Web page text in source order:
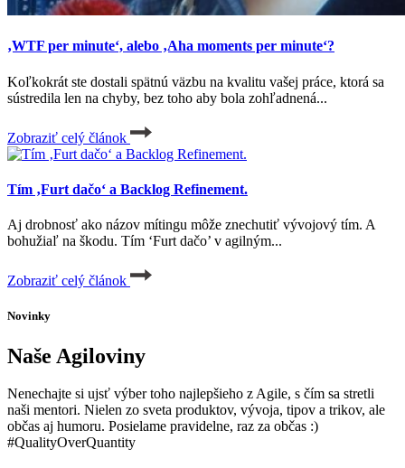
‚WTF per minute‘, alebo ‚Aha moments per minute‘?
Koľkokrát ste dostali spätnú väzbu na kvalitu vašej práce, ktorá sa
sústredila len na chyby, bez toho aby bola zohľadnená...
Zobraziť celý článok
Tím ‚Furt dačo‘ a Backlog Refinement.
Aj drobnosť ako názov mítingu môže znechutiť vývojový tím. A
bohužiaľ na škodu. Tím ‘Furt dačo’ v agilným...
Zobraziť celý článok
Novinky
Naše Agiloviny
Nenechajte si ujsť výber toho najlepšieho z Agile, s čím sa stretli
naši mentori. Nielen zo sveta produktov, vývoja, tipov a trikov, ale
občas aj humoru. Posielame pravidelne, raz za občas :)
#QualityOverQuantity